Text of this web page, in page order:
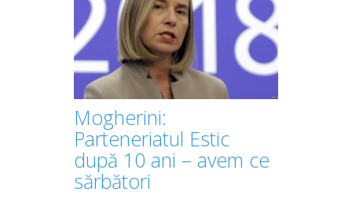
Mogherini:
Parteneriatul Estic
după 10 ani – avem ce
sărbători